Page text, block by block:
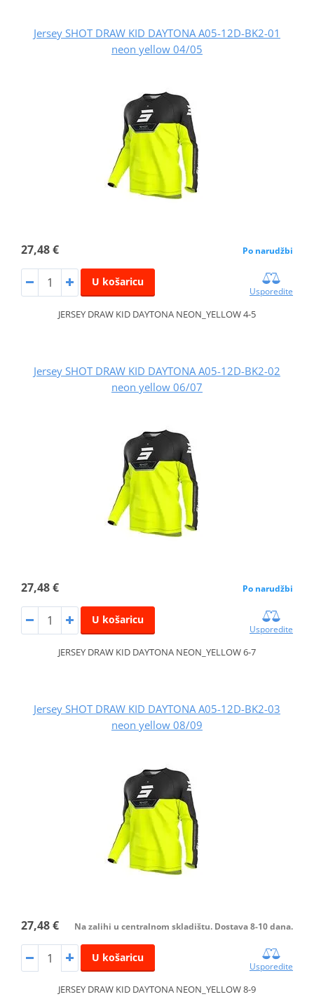
Jersey SHOT DRAW KID DAYTONA A05-12D-BK2-01
neon yellow 04/05
27,48 € Po narudžbi
U košaricu
Usporedite
JERSEY DRAW KID DAYTONA NEON_YELLOW 4-5
Jersey SHOT DRAW KID DAYTONA A05-12D-BK2-02
neon yellow 06/07
27,48 € Po narudžbi
U košaricu
Usporedite
JERSEY DRAW KID DAYTONA NEON_YELLOW 6-7
Jersey SHOT DRAW KID DAYTONA A05-12D-BK2-03
neon yellow 08/09
27,48 € Na zalihi u centralnom skladištu. Dostava 8-10 dana.
U košaricu
Usporedite
JERSEY DRAW KID DAYTONA NEON_YELLOW 8-9